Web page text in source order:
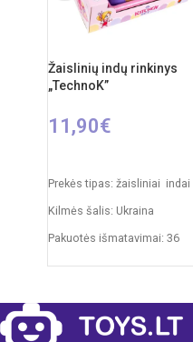
Žaislinių indų rinkinys
„TechnoK”
11,90€
Prekės tipas: žaisliniai indai
Kilmės šalis: Ukraina
Pakuotės išmatavimai: 36
Produkto medžiaga: plastikas
Rekomenduojamas amžius: